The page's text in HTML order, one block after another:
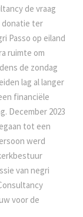
de vraag
donatie ter
Passo op eiland
ruimte om
de zondag
lag al langer
financiële
December 2023
tot een
werd
van negri
voor de